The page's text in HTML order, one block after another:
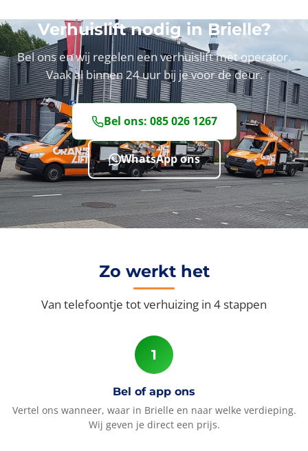
Verhuislift nodig in Brielle?
Bel ons en wij regelen een verhuislift met operator.
Vaak al binnen 24 uur bij je voor de deur.
Bel ons: 085 026 1267
WhatsApp ons
Zo werkt het
Van telefoontje tot verhuizing in 4 stappen
Bel of app ons
Vertel ons wanneer, waar in Brielle en naar welke verdieping.
Wij geven je direct een prijs.